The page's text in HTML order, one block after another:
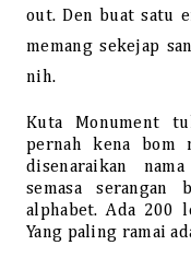
out. Den buat satu
memang sekejap
nih.
Kuta Monument
pernah kena bom
disenaraikan
semasa
alphabet. Ada 200
Yang paling ramai